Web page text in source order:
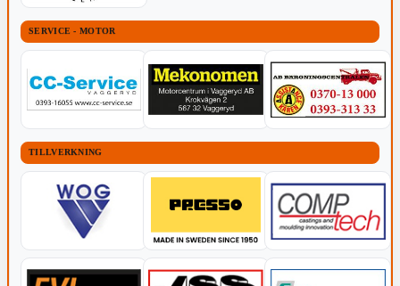
SERVICE - MOTOR
TILLVERKNING